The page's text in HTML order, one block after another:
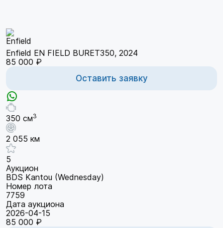
Enfield EN FIELD BURET350, 2024
85 000 ₽
Оставить заявку
350 см3
2 055 км
5
Аукцион
BDS Kantou (Wednesday)
Номер лота
7759
Дата аукциона
2026-04-15
85 000 ₽